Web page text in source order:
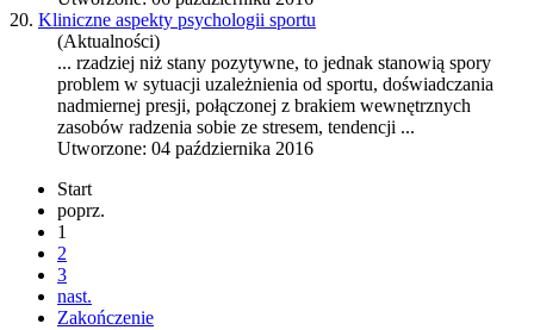
20. Kliniczne aspekty psychologii sportu
(Aktualności)
... rzadziej niż stany pozytywne, to jednak stanowią spory
problem w sytuacji uzależnienia od sportu, doświadczania
nadmiernej presji, połączonej z brakiem wewnętrznych
zasobów radzenia sobie ze stresem, tendencji ...
Utworzone: 04 października 2016
Start
poprz.
1
2
3
nast.
Zakończenie